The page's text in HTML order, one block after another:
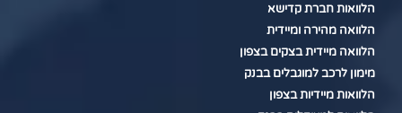
הלוואות חברת קדישא
הלוואה מהירה ומיידית
הלוואה מיידית בצקים בצפון
מימון לרכב למוגבלים בבנק
הלוואות מיידיות בצפון